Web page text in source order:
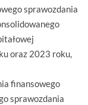
sprawozdania
oraz 2023 roku,
finansowego
sprawozdania